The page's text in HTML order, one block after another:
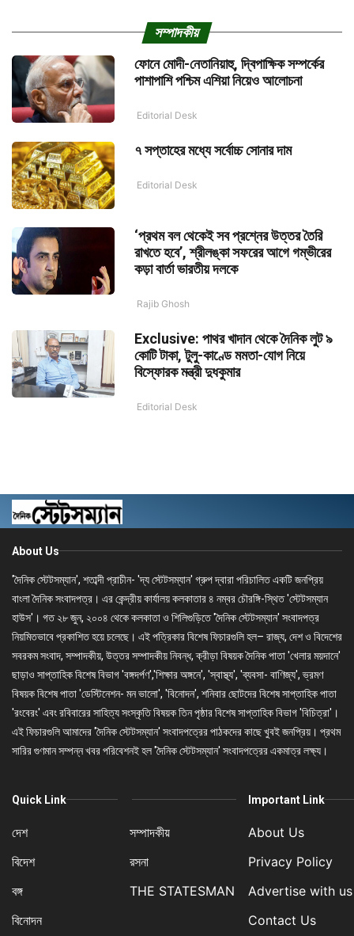
সম্পাদকীয়
ফোনে মোদী-নেতানিয়াহু, দ্বিপাক্ষিক সম্পর্কের
পাশাপাশি পশ্চিম এশিয়া নিয়েও আলোচনা
Editorial Desk
৭ সপ্তাহের মধ্যে সর্বোচ্চ সোনার দাম
Editorial Desk
‘প্রথম বল থেকেই সব প্রশ্নের উত্তর তৈরি
রাখতে হবে’, শ্রীলঙ্কা সফরের আগে গম্ভীরের
কড়া বার্তা ভারতীয় দলকে
Rajib Ghosh
Exclusive: পাথর খাদান থেকে দৈনিক লুট ৯
কোটি টাকা, টুলু-কাণ্ডে মমতা-যোগ নিয়ে
বিস্ফোরক মন্ত্রী দুধকুমার
Editorial Desk
About Us
'দৈনিক স্টেটসম্যান', শতাব্দী প্রাচীন- 'দ্য স্টেটসম্যান' গ্রুপ দ্বারা পরিচালিত একটি জনপ্রিয়
বাংলা দৈনিক সংবাদপত্র। এর কেন্দ্রীয় কার্যালয় কলকাতার ৪ নম্বর চৌরঙ্গি-স্থিত 'স্টেটসম্যান
হাউস'। গত ২৮ জুন, ২০০৪ থেকে কলকাতা ও শিলিগুড়িতে 'দৈনিক স্টেটসম্যান' সংবাদপত্র
নিয়মিতভাবে প্রকাশিত হয়ে চলেছে। এই পত্রিকার বিশেষ ফিচারগুলি হল– রাজ্য, দেশ ও বিদেশের
সবরকম সংবাদ, সম্পাদকীয়, উত্তর সম্পাদকীয় নিবন্ধ, ক্রীড়া বিষয়ক দৈনিক পাতা 'খেলার ময়দানে'
ছাড়াও সাপ্তাহিক বিশেষ বিভাগ 'বঙ্গদর্পণ','শিক্ষার অঙ্গনে', 'স্বাস্থ্য', 'ব্যবসা- বাণিজ্য', ভ্রমণ
বিষয়ক বিশেষ পাতা 'ডেস্টিনেশন- মন ভালো', 'বিনোদন', শনিবার ছোটদের বিশেষ সাপ্তাহিক পাতা
'রংবেরং' এবং রবিবারের সাহিত্য সংস্কৃতি বিষয়ক তিন পৃষ্ঠার বিশেষ সাপ্তাহিক বিভাগ 'বিচিত্রা'।
এই ফিচারগুলি আমাদের 'দৈনিক স্টেটসম্যান' সংবাদপত্রের পাঠকদের কাছে খুবই জনপ্রিয়। প্রথম
সারির গুণমান সম্পন্ন খবর পরিবেশনই হল 'দৈনিক স্টেটসম্যান' সংবাদপত্রের একমাত্র লক্ষ্য।
Quick Link
দেশ
বিদেশ
বঙ্গ
বিনোদন
সম্পাদকীয়
রসনা
THE STATESMAN
Important Link
About Us
Privacy Policy
Advertise with us
Contact Us